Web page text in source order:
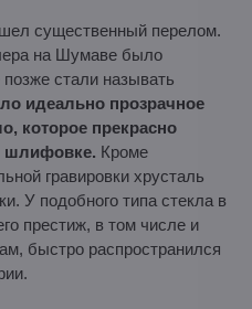
существенный перелом.
на Шумаве было
позже стали называть
идеально прозрачное
которое прекрасно
шлифовке. Кроме
гравировки хрусталь
У подобного типа стекла в
престиж, в том числе и
быстро распространился